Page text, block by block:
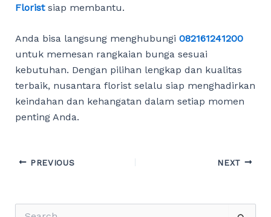
Floristsiap membantu.
Anda bisa langsung menghubungi 082161241200
untuk memesan rangkaian bunga sesuai
kebutuhan. Dengan pilihan lengkap dan kualitas
terbaik, nusantara florist selalu siap menghadirkan
keindahan dan kehangatan dalam setiap momen
penting Anda.
Post
PREVIOUS NEXT